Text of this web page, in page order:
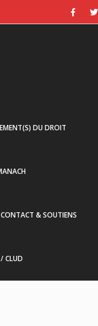
DU DROIT
CONTACT & SOUTIENS
CLUD